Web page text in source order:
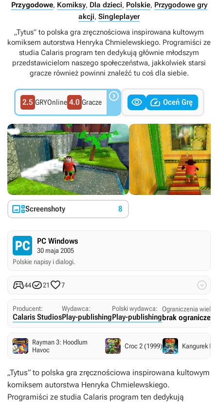
Przygodowe, Komiksy, Dla dzieci, Polskie, Przygodowe gry
akcji, Singleplayer
„Tytus” to polska gra zręcznościowa inspirowana kultowym
komiksem autorstwa Henryka Chmielewskiego. Programiści ze
studia Calaris program ten dedykują głównie młodszym
przedstawicielom naszego społeczeństwa, jakkolwiek starsi
gracze również powinni znaleźć tu coś dla siebie.
2.5 GRYOnline 4.0 Gracze    Oceń Grę
Screenshoty 8
PC Windows
30 maja 2005
Polskie napisy i dialogi.
4421 7 
Producent:
Calaris Studios
Wydawca:
Play-publishing
Polski wydawca:
Play-publishing
Ograniczenia
brak ograniczeń
Rayman 3: Hoodlum
Havoc
Croc 2 (1999) Kangurek
„Tytus” to polska gra zręcznościowa inspirowana kultowym
komiksem autorstwa Henryka Chmielewskiego.
Programiści ze studia Calaris program ten dedykują